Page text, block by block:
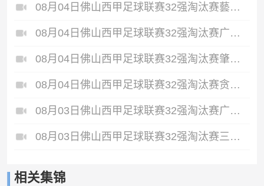
08月04日佛山西甲足球联赛32强淘汰赛藝品高國際VS湛江狂狼·粵辉能源全场录像
08月04日佛山西甲足球联赛32强淘汰赛广东西南建设VS香港圣徒全场录像
08月04日佛山西甲足球联赛32强淘汰赛肇庆恒骏成VS三七互娱全场录像
08月04日佛山西甲足球联赛32强淘汰赛贪玩游戏VS美的薪火全场录像
08月03日佛山西甲足球联赛32强淘汰赛广州求信VS顺德新青年全场录像
08月03日佛山西甲足球联赛32强淘汰赛三水乐民兴健力宝VS中国澳门澳科精英全场录像
相关集锦